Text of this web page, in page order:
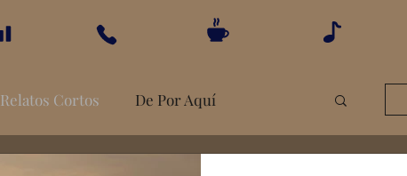
Relatos Cortos De Por Aquí